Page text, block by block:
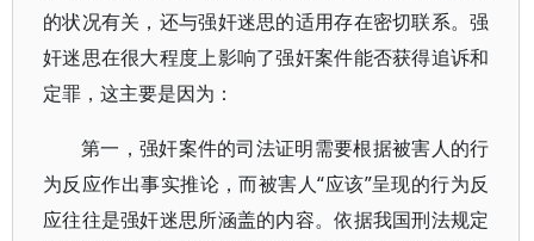
的状况有关，还与强奸迷思的适用存在密切联系。强
奸迷思在很大程度上影响了强奸案件能否获得追诉和
定罪，这主要是因为：
第一，强奸案件的司法证明需要根据被害人的行
为反应作出事实推论，而被害人“应该”呈现的行为反
应往往是强奸迷思所涵盖的内容。依据我国刑法规定